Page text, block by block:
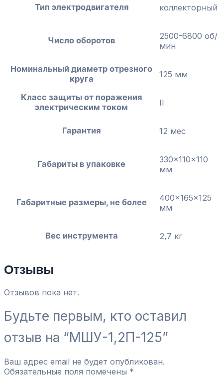
Тип электродвигателя коллекторный
Число оборотов
2500-6800 об/
мин
Номинальный диаметр отрезного
круга
125 мм
Класс защиты от поражения
электрическим током
II
Гарантия 12 мес
Габариты в упаковке
330x110x110
мм
Габаритные размеры, не более
400x165x125
мм
Вес инструмента 2,7 кг
Отзывы
Отзывов пока нет.
Будьте первым, кто оставил
отзыв на “МШУ-1,2П-125”
Ваш адрес email не будет опубликован.
Обязательные поля помечены *